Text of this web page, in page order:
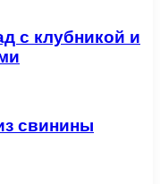
с клубникой и
свинины